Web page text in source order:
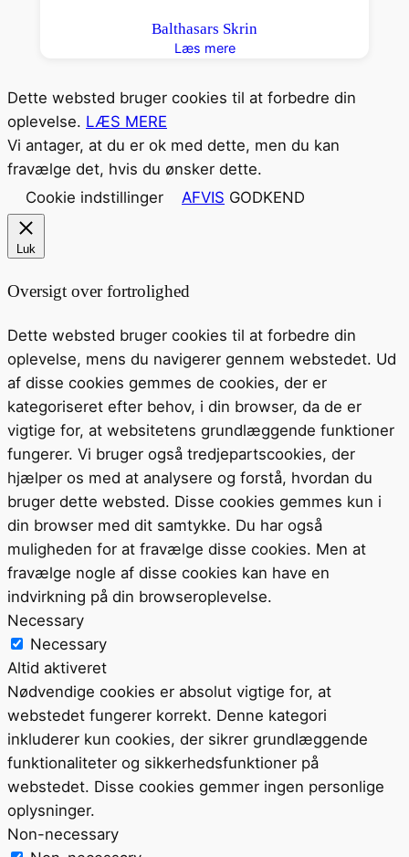
Balthasars Skrin
Læs mere
Dette websted bruger cookies til at forbedre din
oplevelse. LÆS MERE
Vi antager, at du er ok med dette, men du kan
fravælge det, hvis du ønsker dette.
Cookie indstillinger
AFVIS GODKEND
Luk
Oversigt over fortrolighed
Dette websted bruger cookies til at forbedre din
oplevelse, mens du navigerer gennem webstedet. Ud
af disse cookies gemmes de cookies, der er
kategoriseret efter behov, i din browser, da de er
vigtige for, at websitetens grundlæggende funktioner
fungerer. Vi bruger også tredjepartscookies, der
hjælper os med at analysere og forstå, hvordan du
bruger dette websted. Disse cookies gemmes kun i
din browser med dit samtykke. Du har også
muligheden for at fravælge disse cookies. Men at
fravælge nogle af disse cookies kan have en
indvirkning på din browseroplevelse.
Necessary
Necessary
Altid aktiveret
Nødvendige cookies er absolut vigtige for, at
webstedet fungerer korrekt. Denne kategori
inkluderer kun cookies, der sikrer grundlæggende
funktionaliteter og sikkerhedsfunktioner på
webstedet. Disse cookies gemmer ingen personlige
oplysninger.
Non-necessary